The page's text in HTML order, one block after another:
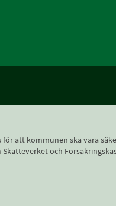
att kommunen ska vara
och